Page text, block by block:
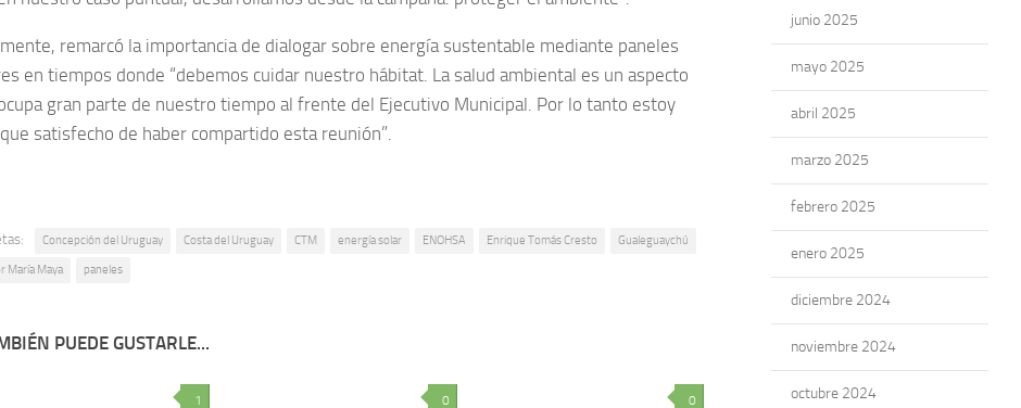
remarcó la importancia de dialogar sobre energía sustentable mediante paneles
en tiempos donde “debemos cuidar nuestro hábitat. La salud ambiental es un aspecto
gran parte de nuestro tiempo al frente del Ejecutivo Municipal. Por lo tanto estoy
satisfecho de haber compartido esta reunión”.
Concepción del Uruguay Costa del Uruguay CTM energía solar ENOHSA Enrique Tomás Cresto Gualeguaychú
María Maya paneles
PUEDE GUSTARLE...
1 0 0
junio 2025
mayo 2025
abril 2025
marzo 2025
febrero 2025
enero 2025
diciembre 2024
noviembre 2024
octubre 2024